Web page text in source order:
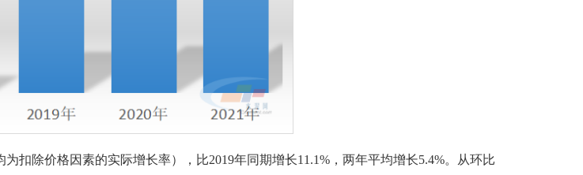
扣除价格因素的实际增长率），比2019年同期增长11.1%，两年平均增长5.4%。从环比